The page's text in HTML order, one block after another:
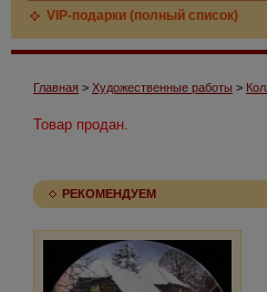
VIP-подарки (полный список)
Главная > Художественные работы >
Товар продан.
РЕКОМЕНДУЕМ